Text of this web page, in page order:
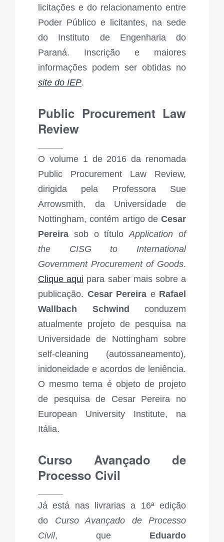
licitações e do relacionamento entre
Poder Público e licitantes, na sede
do Instituto de Engenharia do
Paraná. Inscrição e maiores
informações podem ser obtidas no
site do IEP.
Public Procurement Law
Review
O volume 1 de 2016 da renomada
Public Procurement Law Review,
dirigida pela Professora Sue
Arrowsmith, da Universidade de
Nottingham, contém artigo de Cesar
Pereira sob o títuloApplication of
the CISG to International
Government Procurement of Goods.
Clique aqui para saber mais sobre a
publicação. Cesar Pereira e Rafael
Wallbach Schwind
conduzem
atualmente projeto de pesquisa na
Universidade de Nottingham sobre
self-cleaning (autossaneamento),
inidoneidade e acordos de leniência.
O mesmo tema é objeto de projeto
de pesquisa de Cesar Pereira no
European University Institute, na
Itália.
Curso Avançado de
Processo Civil
Já está nas livrarias a 16ª edição
do Curso Avançado de Processo
Civil​, que Eduardo